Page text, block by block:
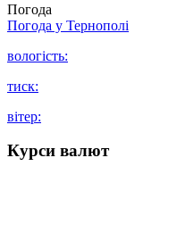
Погода
Погода у Тернополі
вологість:
тиск:
вітер:
Курси валют